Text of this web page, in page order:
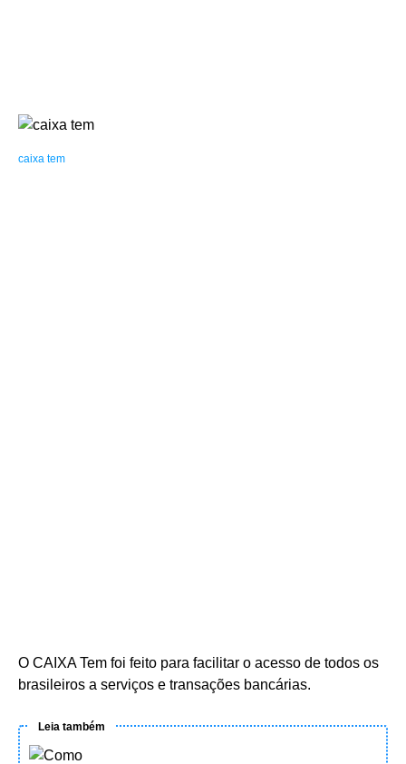
caixa tem
O CAIXA Tem foi feito para facilitar o acesso de todos os
brasileiros a serviços e transações bancárias.
Leia também